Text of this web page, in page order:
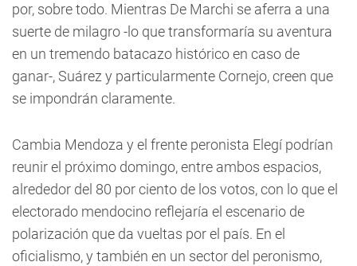
por, sobre todo. Mientras De Marchi se aferra a una
suerte de milagro -lo que transformaría su aventura
en un tremendo batacazo histórico en caso de
ganar-, Suárez y particularmente Cornejo, creen que
se impondrán claramente.
Cambia Mendoza y el frente peronista Elegí podrían
reunir el próximo domingo, entre ambos espacios,
alrededor del 80 por ciento de los votos, con lo que el
electorado mendocino reflejaría el escenario de
polarización que da vueltas por el país. En el
oficialismo, y también en un sector del peronismo,